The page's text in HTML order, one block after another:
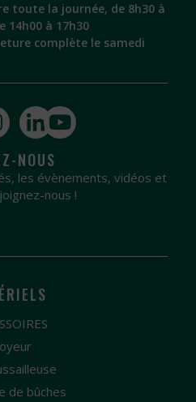
toute la journée, de 8h30 à
14h00 à 17h30
complète le samedi
NOUS
les évènements, vidéos et
nous !
de bûches